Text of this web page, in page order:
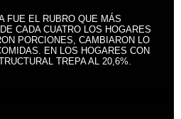
FUE EL RUBRO QUE MÁS
CADA CUATRO LOS HOGARES
PORCIONES, CAMBIARON LO
EN LOS HOGARES CON
TREPA AL 20,6%.